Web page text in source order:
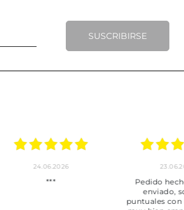
SUSCRIBIRSE
pedido
Servicio muy completo
desde la compra hasta la
entrega del producto.